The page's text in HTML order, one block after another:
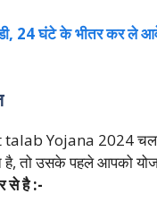
24 घंटे के भीतर कर
talab Yojana 2024
है, तो उसके पहले आपको
से है :-